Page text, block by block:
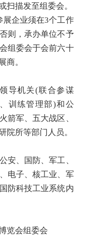
扫描发至组委会。
企业须在3个工作
则，承办单位不予
组委会于会前六十
商。
机关(联合参谋
训练管理部)和公
箭军、五大战区、
院所等部门人员。
、国防、军工、
电子、核工业、军
防科技工业系统内
览会组委会